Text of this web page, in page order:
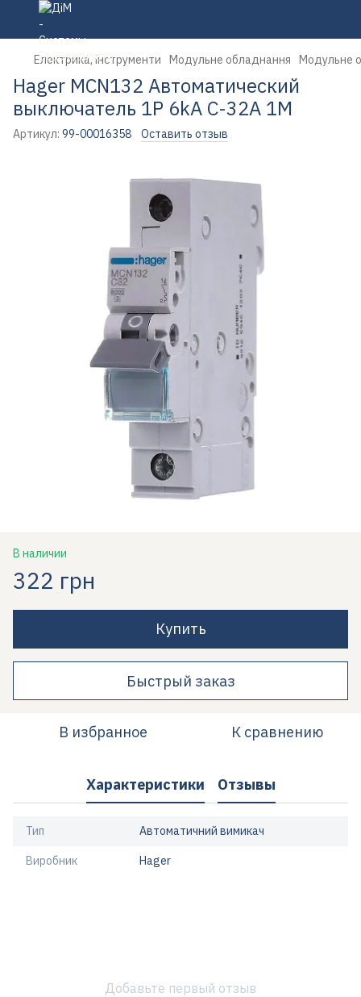
Електрика, інструменти Модульне обладнання Модульне
Hager MCN132 Автоматический
выключатель 1P 6kA C-32A 1M
Артикул: 99-00016358 Оставить отзыв
В наличии
322 грн
Купить
Быстрый заказ
В избранное К сравнению
Характеристики Отзывы
Тип Автоматичний вимикач
Виробник Hager
Добавьте первый отзыв